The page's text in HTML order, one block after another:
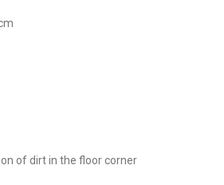
of dirt in the floor corner